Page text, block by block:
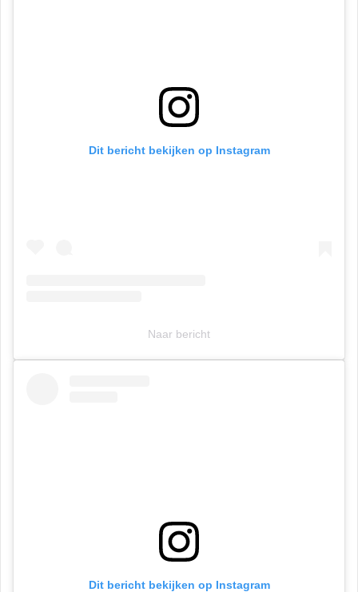
Dit bericht bekijken op Instagram
Naar bericht
Dit bericht bekijken op Instagram